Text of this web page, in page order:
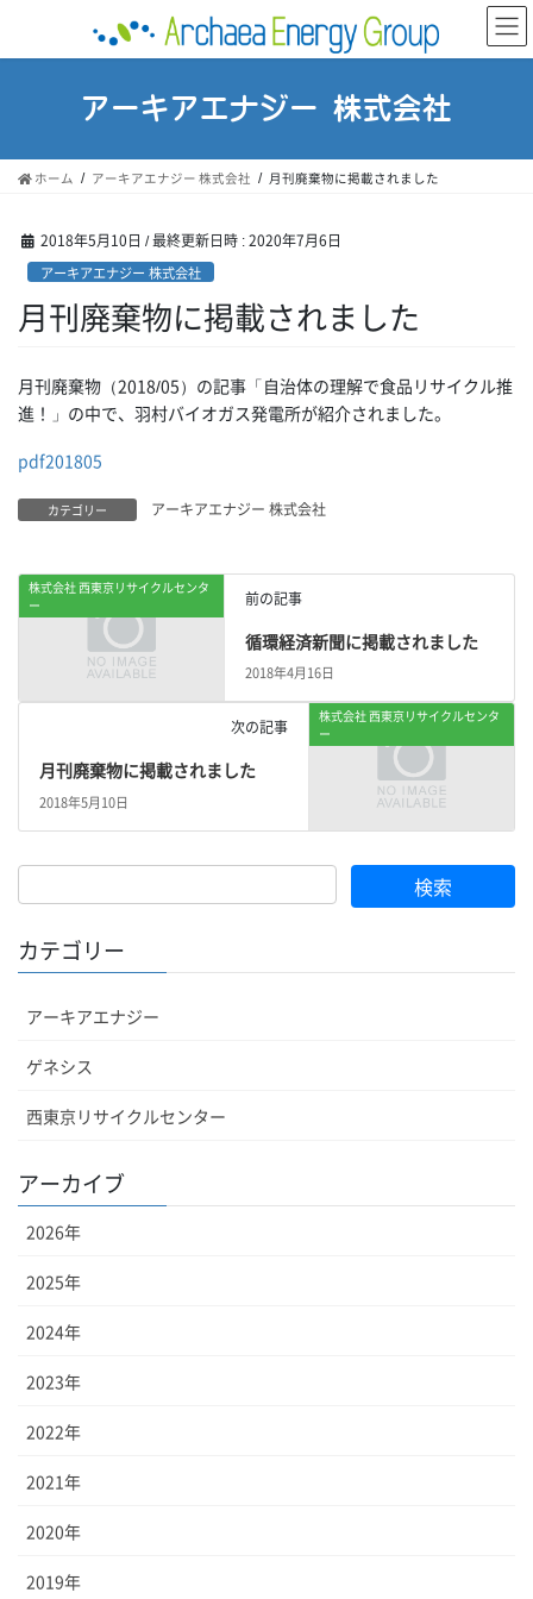
テ
ス
ゲ
ン
アーキアエナジー 株式会社
ホーム アーキアエナジー 株式会社 月刊廃棄物に掲載されました
2018年5月10日 / 最終更新日時 :2020年7月6日
アーキアエナジー 株式会社
月刊廃棄物に掲載されました
月刊廃棄物（2018/05）の記事「自治体の理解で食品リサイクル推
進！」の中で、羽村バイオガス発電所が紹介されました。
pdf201805
カテゴリー アーキアエナジー 株式会社
株式会社 西東京リサイクルセンタ
ー
前の記事
循環経済新聞に掲載されました
2018年4月16日
株式会社 西東京リサイクルセンタ
ー
次の記事
月刊廃棄物に掲載されました
2018年5月10日
検
索:
カテゴリー
アーキアエナジー
ゲネシス
西東京リサイクルセンター
アーカイブ
2026年
2025年
2024年
2023年
2022年
2021年
2020年
2019年